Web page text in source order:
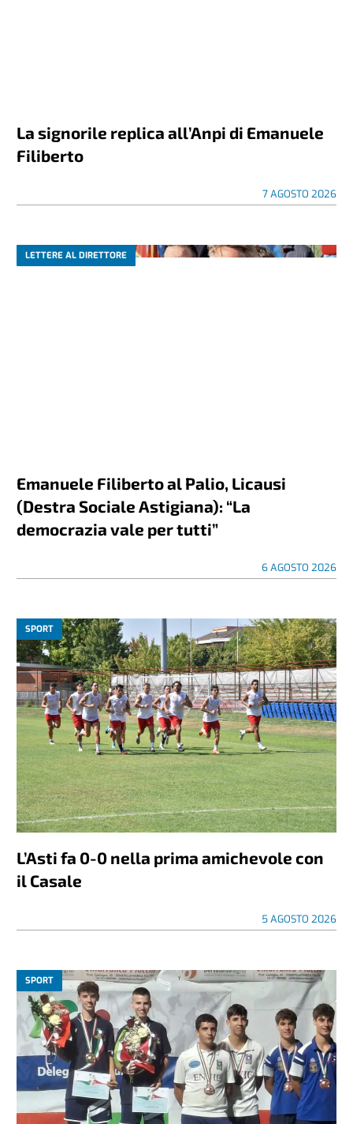
La signorile replica all’Anpi di Emanuele
Filiberto
7 AGOSTO 2026
LETTERE AL DIRETTORE
Emanuele Filiberto al Palio, Licausi
(Destra Sociale Astigiana): “La
democrazia vale per tutti”
6 AGOSTO 2026
SPORT
L’Asti fa 0-0 nella prima amichevole con
il Casale
5 AGOSTO 2026
SPORT